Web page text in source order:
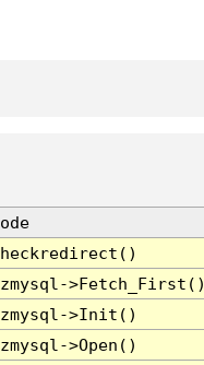
>Init()
>Open()